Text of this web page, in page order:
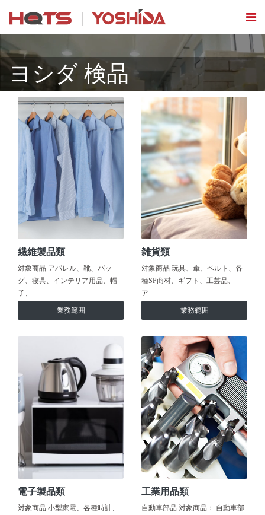
ヨシダ 検品
繊維製品類
対象商品 アパレル、靴、バッ
グ、寝具、インテリア用品、帽
子、…
業務範囲
雑貨類
対象商品 玩具、傘、ベルト、各
種SP商材、ギフト、工芸品、
ア…
業務範囲
電子製品類
対象商品 小型家電、各種時計、
工業用品類
自動車部品 対象商品： 自動車部